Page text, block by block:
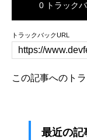
0 トラック
トラックバックURL
この記事へのト
最近の記